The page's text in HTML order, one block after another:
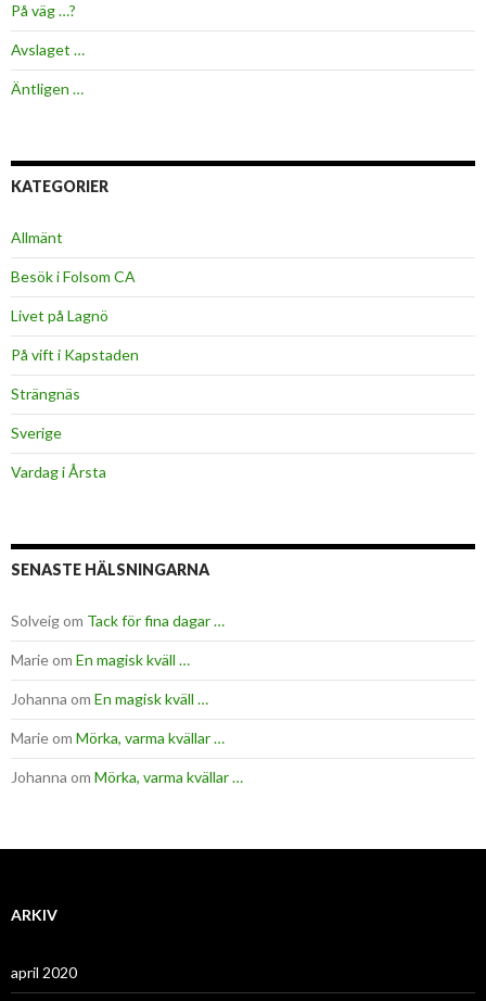
På väg …?
Avslaget …
Äntligen …
KATEGORIER
Allmänt
Besök i Folsom CA
Livet på Lagnö
På vift i Kapstaden
Strängnäs
Sverige
Vardag i Årsta
SENASTE HÄLSNINGARNA
Solveigom Tack för fina dagar …
Marieom En magisk kväll …
Johanna om En magisk kväll …
Marieom Mörka, varma kvällar …
Johanna om Mörka, varma kvällar …
ARKIV
april 2020